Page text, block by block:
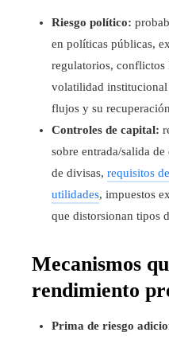
Riesgo político:
en políticas públicas,
regulatorios, conflictos
volatilidad institucional
flujos y su
Controles de capital:
sobre entrada/salida
de divisas, requisitos
utilidades, impuestos
que distorsionan tipos
Mecanismos
rendimiento
Prima de riesgo